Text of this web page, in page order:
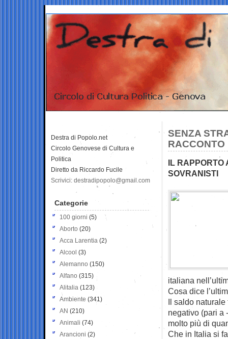
SENZA
RACCONTO
IL RAPPORTO
SOVRANISTI
italiana
Cosa dice
Il saldo
negativo (pari a
molto più di
Che in Italia si
Destra di Popolo.net
Circolo Genovese di Cultura e
Politica
Diretto da Riccardo Fucile
Scrivici: destradipopolo@gmail.com
Categorie
100 giorni (5)
Aborto (20)
Acca Larentia (2)
Alcool (3)
Alemanno (150)
Alfano (315)
Alitalia (123)
Ambiente (341)
AN (210)
Animali (74)
Arancioni (2)